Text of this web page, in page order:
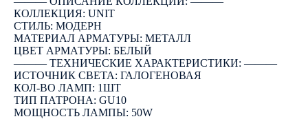
КОЛЛЕКЦИЯ: UNIT
СТИЛЬ: МОДЕРН
МАТЕРИАЛ АРМАТУРЫ: МЕТАЛЛ
ЦВЕТ АРМАТУРЫ: БЕЛЫЙ
――― ТЕХНИЧЕСКИЕ ХАРАКТЕРИСТИКИ: ―――
ИСТОЧНИК СВЕТА: ГАЛОГЕНОВАЯ
КОЛ-ВО ЛАМП: 1ШТ
ТИП ПАТРОНА: GU10
МОЩНОСТЬ ЛАМПЫ: 50W